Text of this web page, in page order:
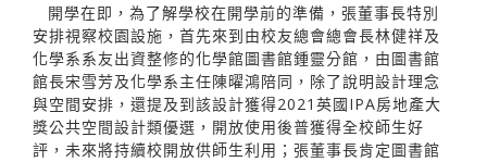
開學在即，為了解學校在開學前的準備，張董事長特別
安排視察校園設施，首先來到由校友總會總會長林健祥及
化學系系友出資整修的化學館圖書館鍾靈分館，由圖書館
館長宋雪芳及化學系主任陳曜鴻陪同，除了說明設計理念
與空間安排，還提及到該設計獲得2021英國IPA房地產大
獎公共空間設計類優選，開放使用後普獲得全校師生好
評，未來將持續校開放供師生利用；張董事長肯定圖書館